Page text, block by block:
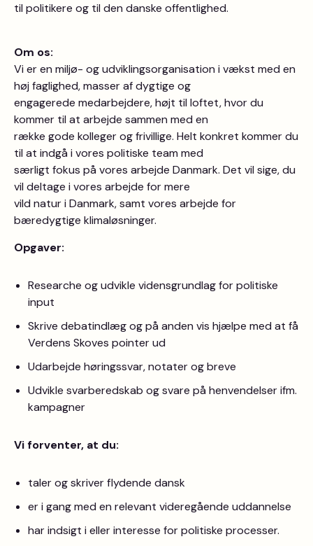
til politikere og til den danske offentlighed.
Om os:
Vi er en miljø- og udviklingsorganisation i vækst med en
høj faglighed, masser af dygtige og
engagerede medarbejdere, højt til loftet, hvor du
kommer til at arbejde sammen med en
række gode kolleger og frivillige. Helt konkret kommer du
til at indgå i vores politiske team med
særligt fokus på vores arbejde Danmark. Det vil sige, du
vil deltage i vores arbejde for mere
vild natur i Danmark, samt vores arbejde for
bæredygtige klimaløsninger.
Opgaver:
Researche og udvikle vidensgrundlag for politiske
input
Skrive debatindlæg og på anden vis hjælpe med at få
Verdens Skoves pointer ud
Udarbejde høringssvar, notater og breve
Udvikle svarberedskab og svare på henvendelser ifm.
kampagner
Vi forventer, at du:
taler og skriver flydende dansk
er i gang med en relevant videregående uddannelse
har indsigt i eller interesse for politiske processer.